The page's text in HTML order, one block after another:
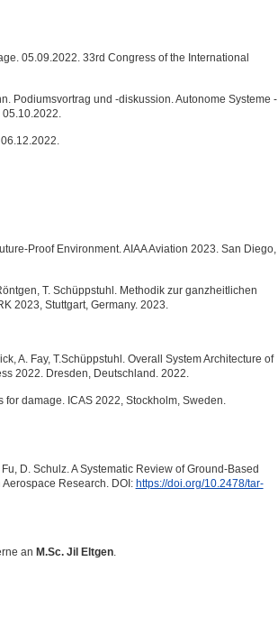
05.09.2022. 33rd Congress of the International
Podiumsvortrag und -diskussion. Autonome Systeme -
05.10.2022.
Proof Environment. AIAA Aviation 2023. San Diego,
T. Schüppstuhl. Methodik zur ganzheitlichen
2023, Stuttgart, Germany. 2023.
A. Fay, T.Schüppstuhl. Overall System Architecture of
2022. Dresden, Deutschland. 2022.
for damage. ICAS 2022, Stockholm, Sweden.
D. Schulz. A Systematic Review of Ground-Based
Research. DOI: https://doi.org/10.2478/tar-
an M.Sc. Jil Eltgen.